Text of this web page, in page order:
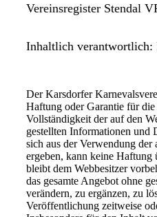
Vereinsregister Stendal
Inhaltlich verantwortlich:
Der Karsdorfer
Haftung oder Garantie für
Vollständigkeit der auf den
gestellten Informationen und
sich aus der Verwendung
ergeben, kann keine Haftung
bleibt dem Webbesitzer
das gesamte Angebot ohne
verändern, zu ergänzen, zu
Veröffentlichung zeitweise